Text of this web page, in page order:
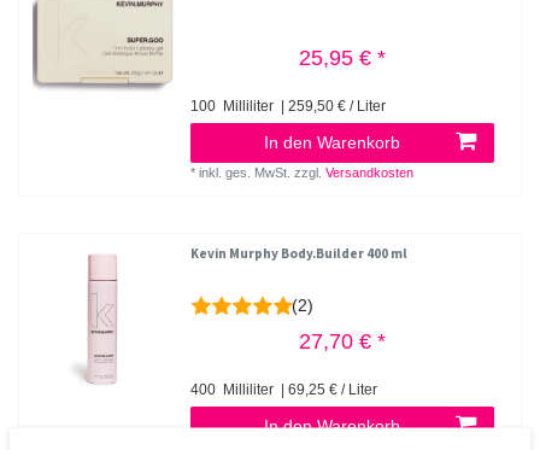
25,95 € *
100 Milliliter | 259,50 € / Liter
In den Warenkorb
*inkl. ges. MwSt. zzgl.Versandkosten
Kevin Murphy Body.Builder 400 ml
(2)
27,70 € *
400 Milliliter | 69,25 € / Liter
In den Warenkorb